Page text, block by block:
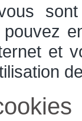
et